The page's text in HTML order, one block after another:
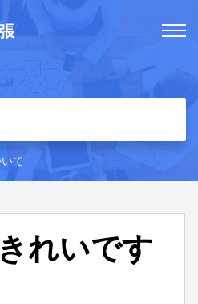
て
れいです